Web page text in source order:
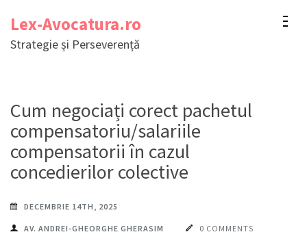
conținut
Lex-Avocatura.ro
Strategie și Perseverență
Cum negociați corect pachetul
compensatoriu/salariile
compensatorii în cazul
concedierilor colective
DECEMBRIE 14TH, 2025
AV. ANDREI-GHEORGHE GHERASIM 0 COMMENTS